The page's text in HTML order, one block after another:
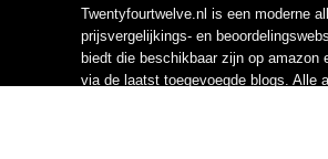
Twentyfourtwelve.nl is een moderne
prijsvergelijkings- en
biedt die beschikbaar zijn op amazon
via de laatst toegevoegde blogs. Alle